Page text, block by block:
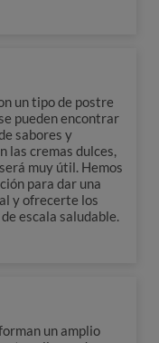
un tipo de postre
pueden encontrar
sabores y
las cremas dulces,
muy útil. Hemos
para dar una
y ofrecerte los
escala saludable.
un amplio